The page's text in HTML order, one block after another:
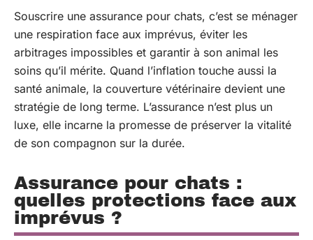
Souscrire une assurance pour chats, c’est se ménager
une respiration face aux imprévus, éviter les
arbitrages impossibles et garantir à son animal les
soins qu’il mérite. Quand l’inflation touche aussi la
santé animale, la couverture vétérinaire devient une
stratégie de long terme. L’assurance n’est plus un
luxe, elle incarne la promesse de préserver la vitalité
de son compagnon sur la durée.
Assurance pour chats :
quelles protections face aux
imprévus ?